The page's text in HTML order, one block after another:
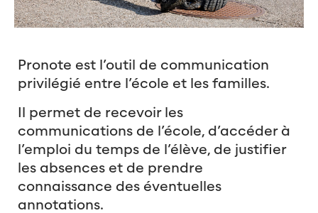
Pronote est l’outil de communication
privilégié entre l’école et les familles.
Il permet de recevoir les
communications de l’école, d’accéder à
l’emploi du temps de l’élève, de justifier
les absences et de prendre
connaissance des éventuelles
annotations.